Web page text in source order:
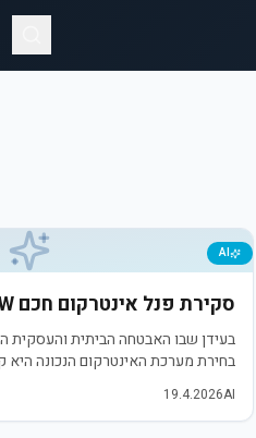
AI
סקירת פנל אינטרקום חכם NexHome DH-E20W
בעידן שבו האבטחה הביתית והעסקית
בחירת מערכת האינטרקום הנכונה היא
בישראל, מציגה את ה-Ne
AI
19.4.2026